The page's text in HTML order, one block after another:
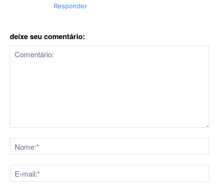
Responder
deixe seu comentário: